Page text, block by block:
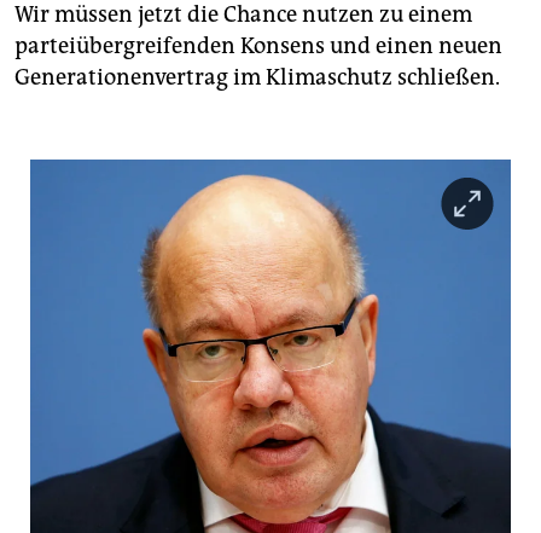
Wir müssen jetzt die Chance nutzen zu einem
parteiübergreifenden Konsens und einen neuen
Generationenvertrag im Klimaschutz schließen.